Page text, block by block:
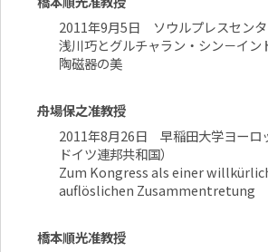
2011年9月5日 ソウルプレスセン
浅川巧とグルチャラン・シン－イン
陶磁器の美
舟場保之准教授
2011年8月26日 早稲田大学ヨーロ
ドイツ連邦共和国）
Zum Kongress als einer
auflöslichen Zusammentretung
橋本順光准教授